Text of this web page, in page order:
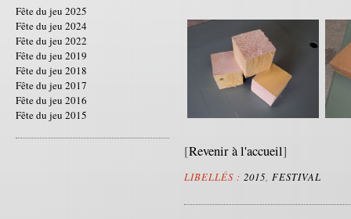
Fête du jeu 2025
Fête du jeu 2024
Fête du jeu 2022
Fête du jeu 2019
Fête du jeu 2018
Fête du jeu 2017
Fête du jeu 2016
Fête du jeu 2015
[Revenir à l'accueil]
LIBELLÉS : 2015 FESTIVAL